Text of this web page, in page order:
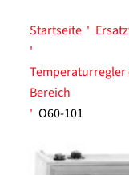
Startseite '
'
Temperaturregler
Bereich
' O60-101